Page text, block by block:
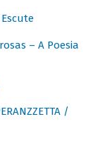
– A Poesia
/